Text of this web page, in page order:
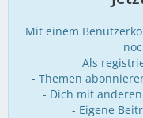
Mit einem
Als
- Themen
- Dich mit
- Eigene